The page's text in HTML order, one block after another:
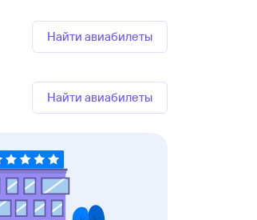
Найти авиабилеты
Найти авиабилеты